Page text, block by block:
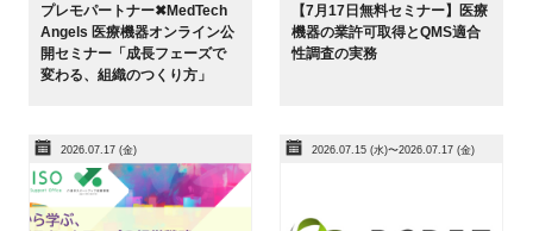
プレモパートナー✖MedTech
Angels 医療機器オンライン公
開セミナー「成長フェーズで
変わる、組織のつくり方」
【7月17日無料セミナー】医療
機器の業許可取得とQMS適合
性調査の実務
2026.07.17 (金) 2026.07.15 (水)〜2026.07.17 (金)